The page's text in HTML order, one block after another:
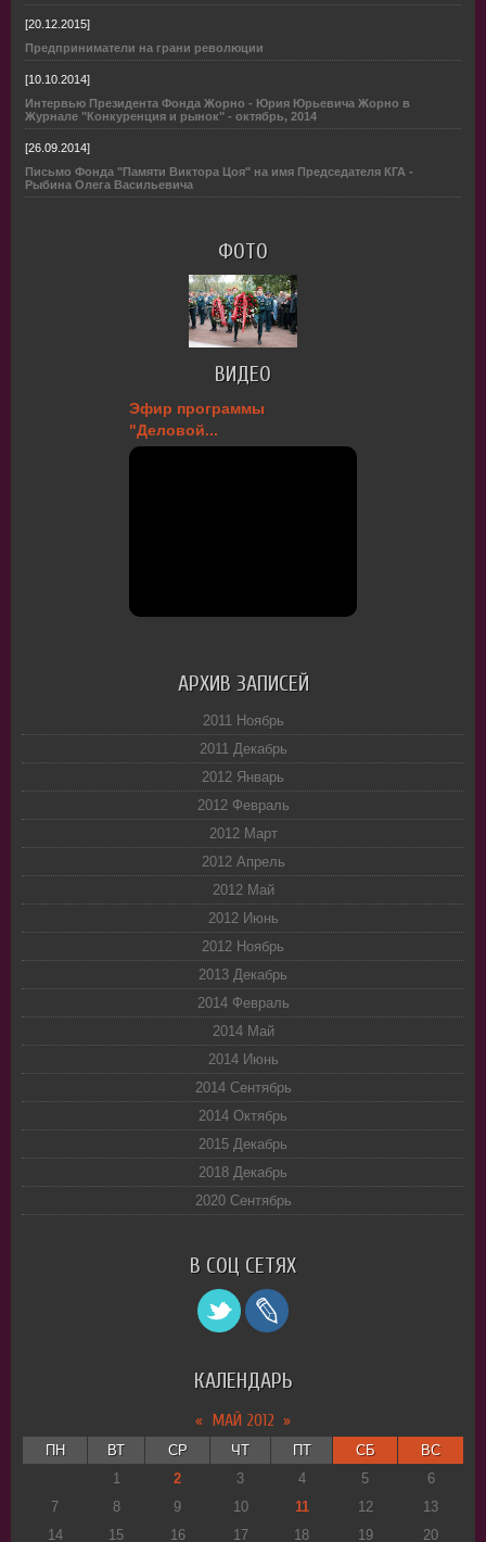
[20.12.2015]
Предприниматели на грани революции
[10.10.2014]
Интервью Президента Фонда Жорно - Юрия Юрьевича Жорно в
Журнале "Конкуренция и рынок" - октябрь, 2014
[26.09.2014]
Письмо Фонда "Памяти Виктора Цоя" на имя Председателя КГА -
Рыбина Олега Васильевича
ФОТО
ВИДЕО
Эфир программы
"Деловой...
АРХИВ ЗАПИСЕЙ
2011 Ноябрь
2011 Декабрь
2012 Январь
2012 Февраль
2012 Март
2012 Апрель
2012 Май
2012 Июнь
2012 Ноябрь
2013 Декабрь
2014 Февраль
2014 Май
2014 Июнь
2014 Сентябрь
2014 Октябрь
2015 Декабрь
2018 Декабрь
2020 Сентябрь
В СОЦ СЕТЯХ
КАЛЕНДАРЬ
« МАЙ 2012 »
ПН ВТ СР ЧТ ПТ СБ
ВС
1
2 3 4 5
6
7
8 9 10 11 12
13
14
15 16 17 18 19 20